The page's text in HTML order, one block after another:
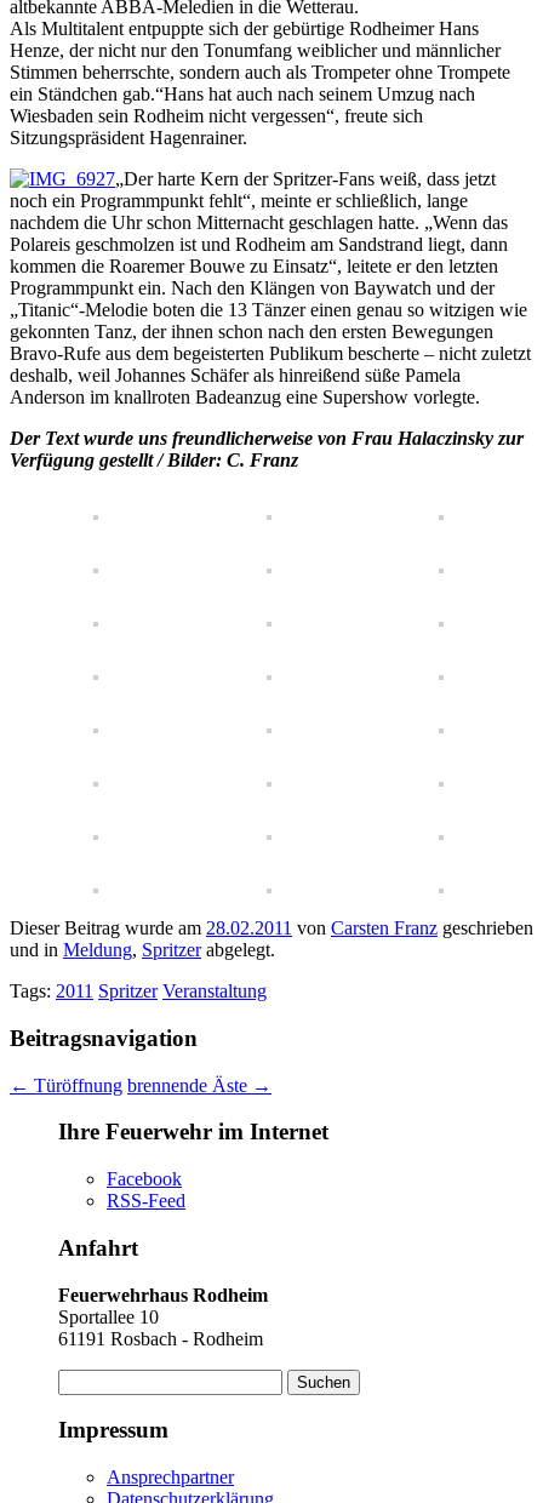
altbekannte ABBA-Meledien in die Wetterau.
Als Multitalent entpuppte sich der gebürtige Rodheimer Hans
Henze, der nicht nur den Tonumfang weiblicher und männlicher
Stimmen beherrschte, sondern auch als Trompeter ohne Trompete
ein Ständchen gab.“Hans hat auch nach seinem Umzug nach
Wiesbaden sein Rodheim nicht vergessen“, freute sich
Sitzungspräsident Hagenrainer.
„Der harte Kern der Spritzer-Fans weiß, dass jetzt
noch ein Programmpunkt fehlt“, meinte er schließlich, lange
nachdem die Uhr schon Mitternacht geschlagen hatte. „Wenn das
Polareis geschmolzen ist und Rodheim am Sandstrand liegt, dann
kommen die Roaremer Bouwe zu Einsatz“, leitete er den letzten
Programmpunkt ein. Nach den Klängen von Baywatch und der
„Titanic“-Melodie boten die 13 Tänzer einen genau so witzigen wie
gekonnten Tanz, der ihnen schon nach den ersten Bewegungen
Bravo-Rufe aus dem begeisterten Publikum bescherte – nicht zuletzt
deshalb, weil Johannes Schäfer als hinreißend süße Pamela
Anderson im knallroten Badeanzug eine Supershow vorlegte.
Der Text wurde uns freundlicherweise von Frau Halaczinsky zur
Verfügung gestellt / Bilder: C. Franz
Dieser Beitrag wurde am 28.02.2011 von Carsten Franz geschrieben
und in Meldung, Spritzerabgelegt.
Tags: 2011 Spritzer Veranstaltung
Beitragsnavigation
← Türöffnung brennende Äste →
Ihre Feuerwehr im Internet
Facebook
RSS-Feed
Anfahrt
Feuerwehrhaus Rodheim
Sportallee 10
61191 Rosbach - Rodheim
nach:
Impressum
Ansprechpartner
Datenschutzerklärung